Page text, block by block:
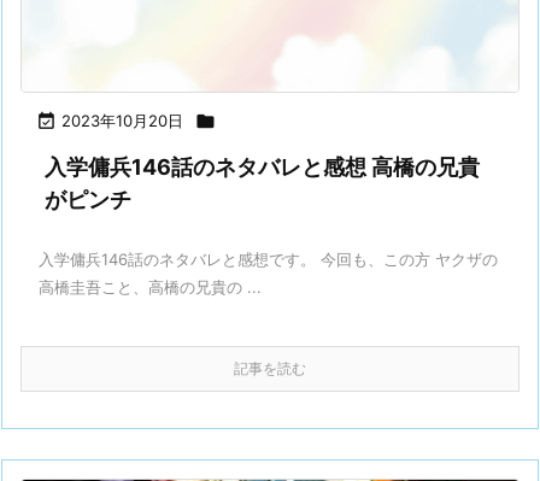
 2023年10月20日 
入学傭兵146話のネタバレと感想 高橋の兄貴
がピンチ
入学傭兵146話のネタバレと感想です。 今回も、この方 ヤクザの
高橋圭吾こと、高橋の兄貴の ...
記事を読む